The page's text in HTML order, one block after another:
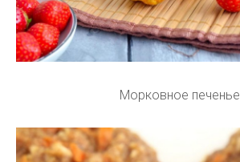
Морковное печенье